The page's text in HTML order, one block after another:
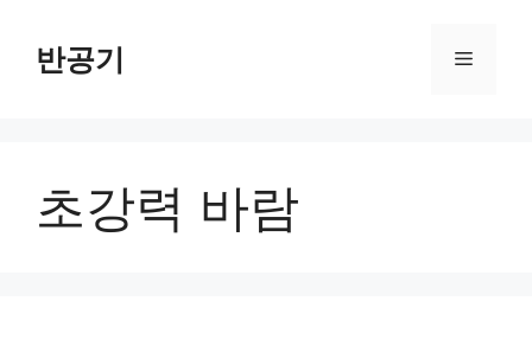
반공기 메
초강력 바람